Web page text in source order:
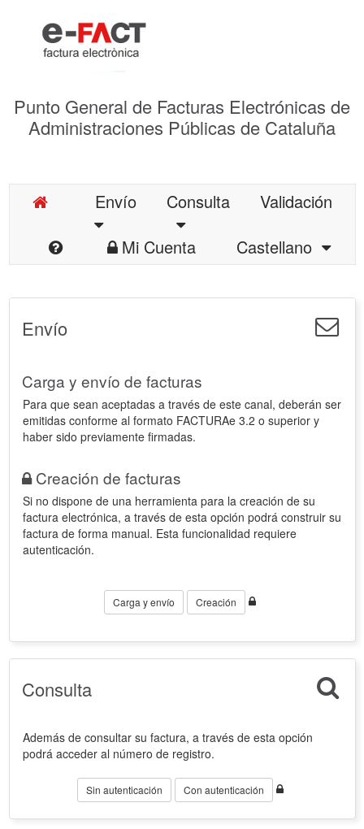
Punto General de Facturas Electrónicas de
Administraciones Públicas de Cataluña
Envío Consulta
Validación
Mi Cuenta
Castellano
Envío
Carga y envío de facturas
Para que sean aceptadas a través de este canal, deberán ser
emitidas conforme al formato FACTURAe 3.2 o superior y
haber sido previamente firmadas.
Creación de facturas
Si no dispone de una herramienta para la creación de su
factura electrónica, a través de esta opción podrá construir su
factura de forma manual. Esta funcionalidad requiere
autenticación.
Carga y envío Creación
Consulta
Además de consultar su factura, a través de esta opción
podrá acceder al número de registro.
Sin autenticación Con autenticación